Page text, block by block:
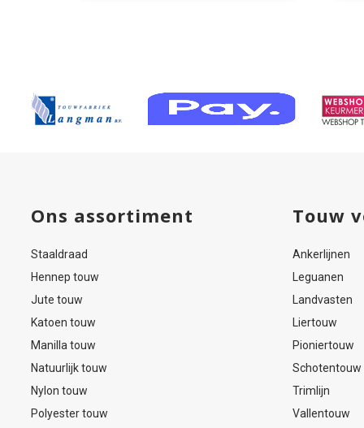
Ons assortiment
Staaldraad
Hennep touw
Jute touw
Katoen touw
Manilla touw
Natuurlijk touw
Nylon touw
Polyester touw
Touw
Ankerlijnen
Leguanen
Landvasten
Liertouw
Pioniertouw
Schotentouw
Trimlijn
Vallentouw